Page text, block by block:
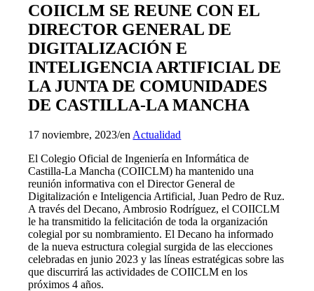
COIICLM SE REUNE CON EL
DIRECTOR GENERAL DE
DIGITALIZACIÓN E
INTELIGENCIA ARTIFICIAL DE
LA JUNTA DE COMUNIDADES
DE CASTILLA-LA MANCHA
17 noviembre, 2023/en Actualidad
El Colegio Oficial de Ingeniería en Informática de
Castilla-La Mancha (COIICLM) ha mantenido una
reunión informativa con el Director General de
Digitalización e Inteligencia Artificial, Juan Pedro de Ruz.
A través del Decano, Ambrosio Rodríguez, el COIICLM
le ha transmitido la felicitación de toda la organización
colegial por su nombramiento. El Decano ha informado
de la nueva estructura colegial surgida de las elecciones
celebradas en junio 2023 y las líneas estratégicas sobre las
que discurrirá las actividades de COIICLM en los
próximos 4 años.